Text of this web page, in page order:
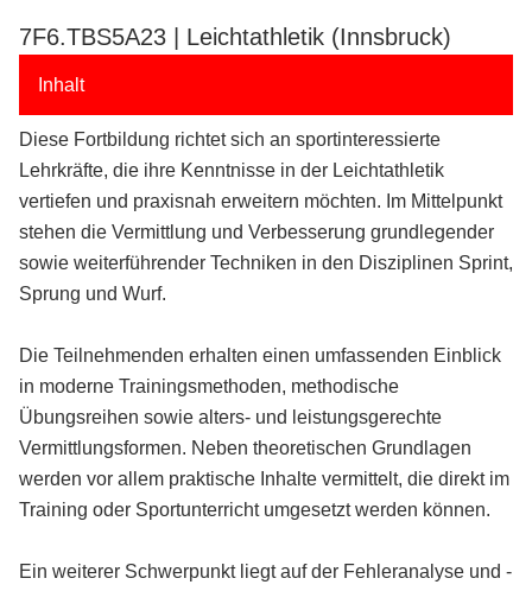
7F6.TBS5A23 | Leichtathletik (Innsbruck)
Inhalt
Diese Fortbildung richtet sich an sportinteressierte
Lehrkräfte, die ihre Kenntnisse in der Leichtathletik
vertiefen und praxisnah erweitern möchten. Im Mittelpunkt
stehen die Vermittlung und Verbesserung grundlegender
sowie weiterführender Techniken in den Disziplinen Sprint,
Sprung und Wurf.
Die Teilnehmenden erhalten einen umfassenden Einblick
in moderne Trainingsmethoden, methodische
Übungsreihen sowie alters- und leistungsgerechte
Vermittlungsformen. Neben theoretischen Grundlagen
werden vor allem praktische Inhalte vermittelt, die direkt im
Training oder Sportunterricht umgesetzt werden können.
Ein weiterer Schwerpunkt liegt auf der Fehleranalyse und -